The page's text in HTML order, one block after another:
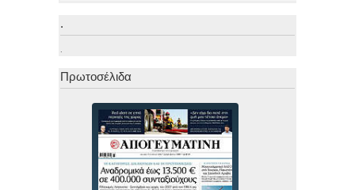
.
.
Πρωτοσέλιδα